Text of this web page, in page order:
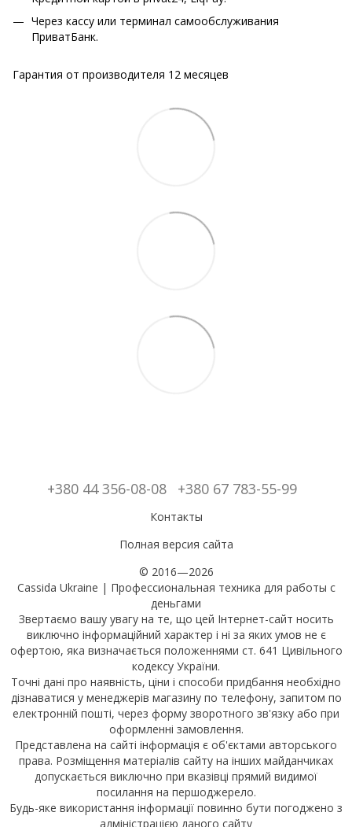
Через кассу или терминал самообслуживания
ПриватБанк.
Гарантия от производителя 12 месяцев
+380 44 356-08-08 +380 67 783-55-99
Контакты
Полная версия сайта
© 2016—2026
Cassida Ukraine | Профессиональная техника для работы с
деньгами
Звертаємо вашу увагу на те, що цей Інтернет-сайт носить
виключно інформаційний характер і ні за яких умов не є
офертою, яка визначається положеннями ст. 641 Цивільного
кодексу України.
Точні дані про наявність, ціни і способи придбання необхідно
дізнаватися у менеджерів магазину по телефону, запитом по
електронній пошті, через форму зворотного зв'язку або при
оформленні замовлення.
Представлена на сайті інформація є об'єктами авторського
права. Розміщення матеріалів сайту на інших майданчиках
допускається виключно при вказівці прямий видимої
посилання на першоджерело.
Будь-яке використання інформації повинно бути погоджено з
адміністрацією даного сайту